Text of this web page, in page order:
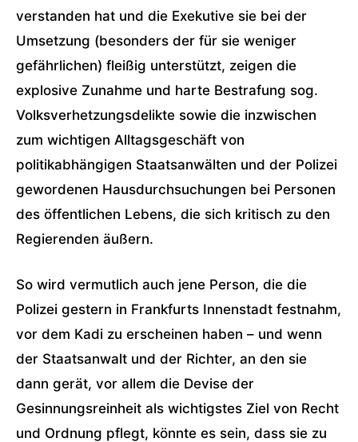
verstanden hat und die Exekutive sie bei der
Umsetzung (besonders der für sie weniger
gefährlichen) fleißig unterstützt, zeigen die
explosive Zunahme und harte Bestrafung sog.
Volksverhetzungsdelikte sowie die inzwischen
zum wichtigen Alltagsgeschäft von
politikabhängigen Staatsanwälten und der Polizei
gewordenen Hausdurchsuchungen bei Personen
des öffentlichen Lebens, die sich kritisch zu den
Regierenden äußern.
So wird vermutlich auch jene Person, die die
Polizei gestern in Frankfurts Innenstadt festnahm,
vor dem Kadi zu erscheinen haben – und wenn
der Staatsanwalt und der Richter, an den sie
dann gerät, vor allem die Devise der
Gesinnungsreinheit als wichtigstes Ziel von Recht
und Ordnung pflegt, könnte es sein, dass sie zu